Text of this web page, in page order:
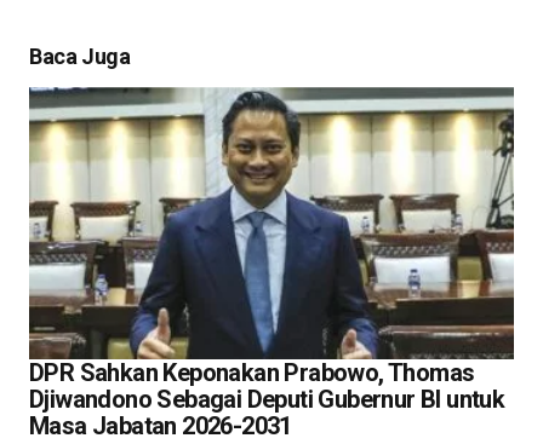
Baca Juga
DPR Sahkan Keponakan Prabowo, Thomas
Djiwandono Sebagai Deputi Gubernur BI untuk
Masa Jabatan 2026-2031